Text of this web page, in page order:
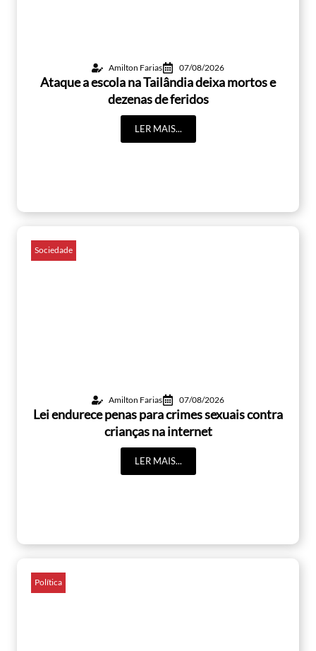
Amilton Farias 07/08/2026
Ataque a escola na Tailândia deixa mortos e
dezenas de feridos
LER MAIS...
Sociedade
Amilton Farias 07/08/2026
Lei endurece penas para crimes sexuais contra
crianças na internet
LER MAIS...
Política